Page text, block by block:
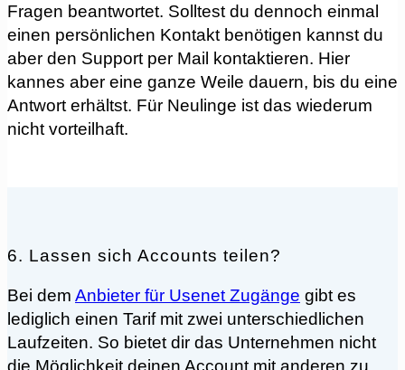
Fragen beantwortet. Solltest du dennoch einmal
einen persönlichen Kontakt benötigen kannst du
aber den Support per Mail kontaktieren. Hier
kannes aber eine ganze Weile dauern, bis du eine
Antwort erhältst. Für Neulinge ist das wiederum
nicht vorteilhaft.
6. Lassen sich Accounts teilen?
Bei dem Anbieter für Usenet Zugänge gibt es
lediglich einen Tarif mit zwei unterschiedlichen
Laufzeiten. So bietet dir das Unternehmen nicht
die Möglichkeit deinen Account mit anderen zu